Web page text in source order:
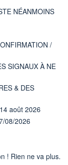
NÉANMOINS
/
SIGNAUX À NE
& DES
août 2026
08/2026
! Rien ne va plus.